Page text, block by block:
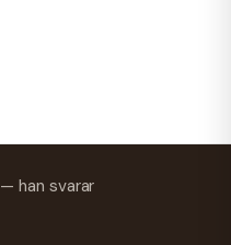
— han svarar